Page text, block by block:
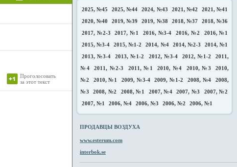
Проголосовать
за этот текст
2025, №45 2025, №44 2024, №43 2021, №42
2021, №41
2020, №40
2019, №39 2019, №38 2018, №37
2018, №36
2017, №2-3
2017, №1 2016, №3-4 2016, №2
2016, №1
2015, №3-4
2015, №1-2 2014, №4 2014, №2-3
2014, №1
2013, №3-4
2013, №1-2 2012, №3-4 2012, №1-2
2011,
№4
2011, №2-3 2011, №1 2010, №4 2010, №3
2010,
№2
2010, №1 2009, №3-4 2009, №1-2 2008, №4
2008,
№3
2008, №2 2008, №1 2007, №4 2007, №3
2007, №2
2007, №1
2006, №4 2006, №3 2006, №2 2006, №1
ПРОДАВЦЫ ВОЗДУХА
www.esterum.com
interbok.se